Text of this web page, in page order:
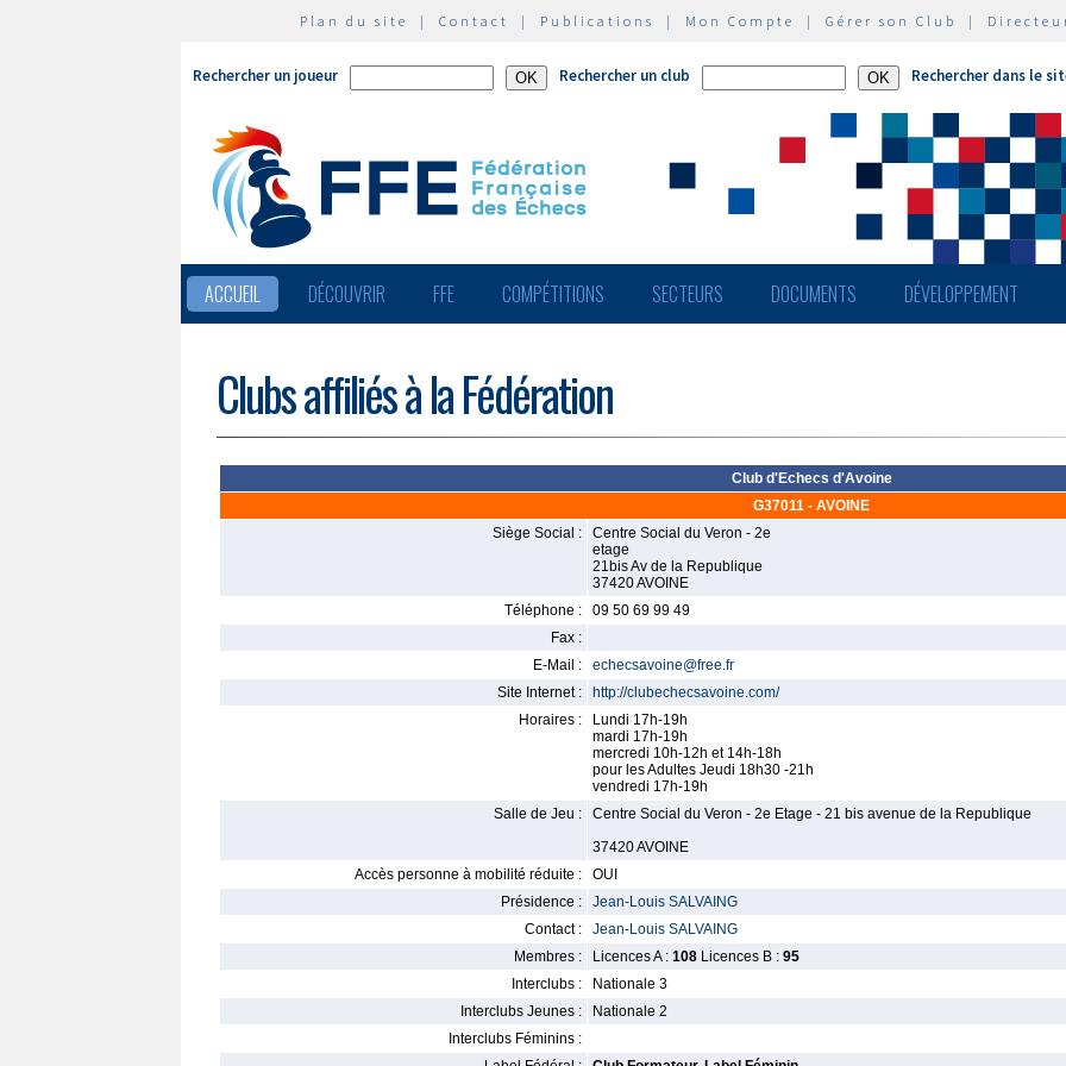
Plan du site | Contact | Publications | Mon Compte | Gérer son Club |
Rechercher un joueur Rechercher un club Rechercher dans le
ACCUEIL DÉCOUVRIR FFE COMPÉTITIONS SECTEURS DOCUMENTS DÉVELOPPEMENT
Clubs affiliés à la Fédération
Club d'Echecs d'Avoine
G37011 - AVOINE
Siège Social :
Centre Social du Veron - 2e
etage
21bis Av de la Republique
37420 AVOINE
Téléphone :
09 50 69 99 49
Fax :
E-Mail :
echecsavoine@free.fr
Site Internet :
http://clubechecsavoine.com/
Horaires :
Lundi 17h-19h
mardi 17h-19h
mercredi 10h-12h et 14h-18h
pour les Adultes Jeudi 18h30 -21h
vendredi 17h-19h
Salle de Jeu :
Centre Social du Veron - 2e Etage - 21 bis avenue de la Republique
37420 AVOINE
Accès personne à mobilité réduite :
OUI
Présidence :
Jean-Louis SALVAING
Contact :
Jean-Louis SALVAING
Membres :
Licences A : 108 Licences B : 95
Interclubs :
Nationale 3
Interclubs Jeunes :
Nationale 2
Interclubs Féminins :